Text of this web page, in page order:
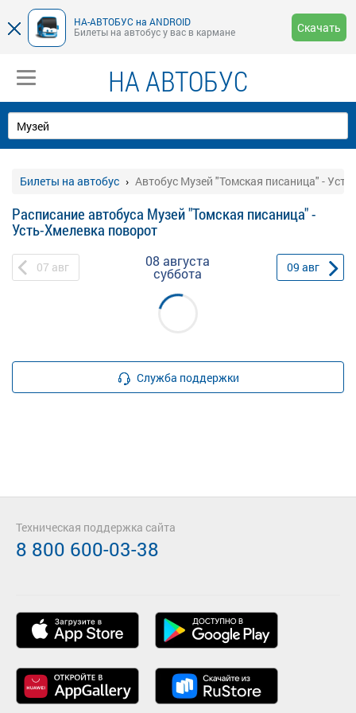
НА-АВТОБУС на ANDROID
Билеты на автобус у вас в кармане
Скачать
НА АВТОБУС
Билеты на автобус Автобус Музей "Томская писаница" -
Расписание автобуса Музей "Томская писаница" -
Усть-Хмелевка поворот
07 авг 08 августа
суббота 09 авг
Служба поддержки
Техническая поддержка сайта
8 800 600-03-38